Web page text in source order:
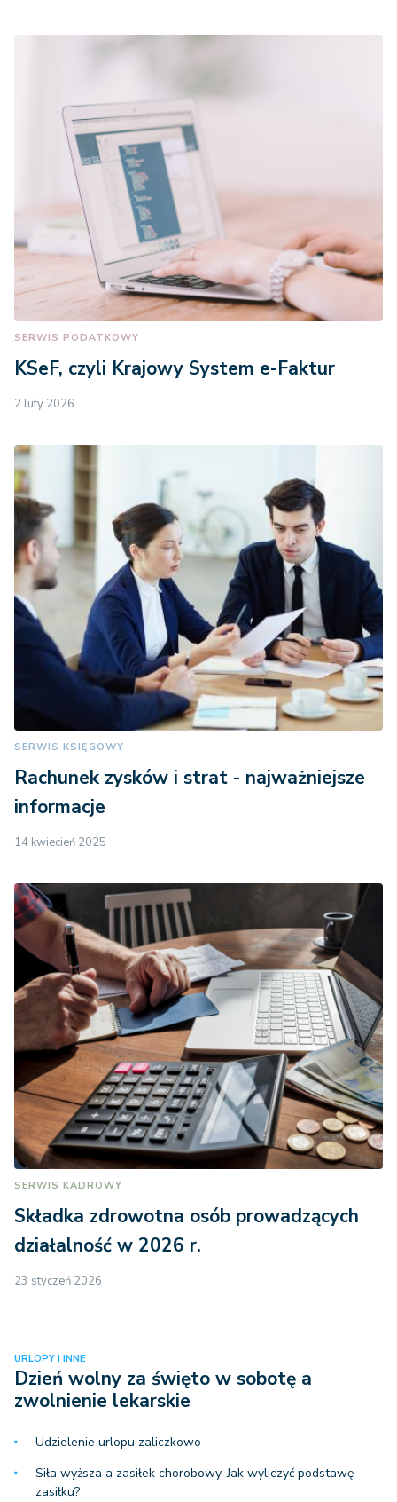
SERWIS PODATKOWY
KSeF, czyli Krajowy System e-Faktur
2 luty 2026
SERWIS KSIĘGOWY
Rachunek zysków i strat - najważniejsze
informacje
14 kwiecień 2025
SERWIS KADROWY
Składka zdrowotna osób prowadzących
działalność w 2026 r.
23 styczeń 2026
URLOPY I INNE
Dzień wolny za święto w sobotę a
zwolnienie lekarskie
Udzielenie urlopu zaliczkowo
Siła wyższa a zasiłek chorobowy. Jak wyliczyć podstawę
zasiłku?